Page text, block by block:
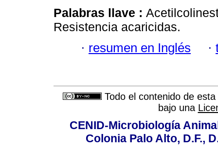
Palabras llave :
Resistencia acaricidas.
· resumen en Inglés ·
Todo el contenido de
bajo una
CENID-Microbiología
Colonia Palo Alto, D.F.,